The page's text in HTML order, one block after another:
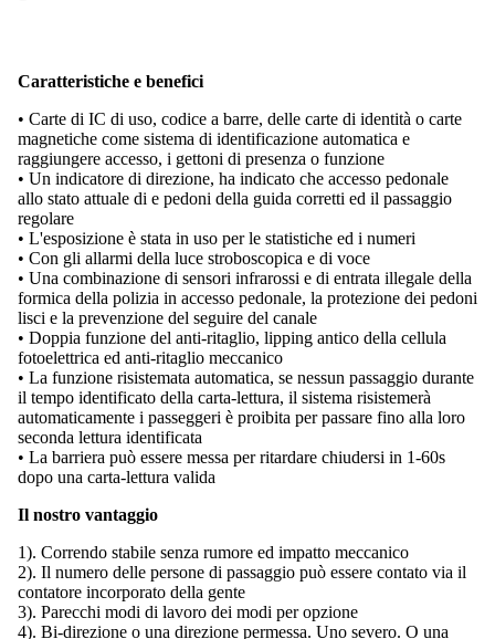
Caratteristiche e benefici
• Carte di IC di uso, codice a barre, delle carte di identità o carte
magnetiche come sistema di identificazione automatica e
raggiungere accesso, i gettoni di presenza o funzione
• Un indicatore di direzione, ha indicato che accesso pedonale
allo stato attuale di e pedoni della guida corretti ed il passaggio
regolare
• L'esposizione è stata in uso per le statistiche ed i numeri
• Con gli allarmi della luce stroboscopica e di voce
• Una combinazione di sensori infrarossi e di entrata illegale della
formica della polizia in accesso pedonale, la protezione dei pedoni
lisci e la prevenzione del seguire del canale
• Doppia funzione del anti-ritaglio, lipping antico della cellula
fotoelettrica ed anti-ritaglio meccanico
• La funzione risistemata automatica, se nessun passaggio durante
il tempo identificato della carta-lettura, il sistema risistemerà
automaticamente i passeggeri è proibita per passare fino alla loro
seconda lettura identificata
• La barriera può essere messa per ritardare chiudersi in 1-60s
dopo una carta-lettura valida
Il nostro vantaggio
1). Correndo stabile senza rumore ed impatto meccanico
2). Il numero delle persone di passaggio può essere contato via il
contatore incorporato della gente
3). Parecchi modi di lavoro dei modi per opzione
4). Bi-direzione o una direzione permessa. Uno severo. O una